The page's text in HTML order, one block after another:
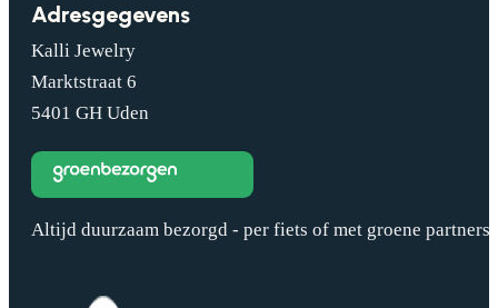
Adresgegevens
Kalli Jewelry
Marktstraat 6
5401 GH Uden
Altijd duurzaam bezorgd - per fiets of met groene partners